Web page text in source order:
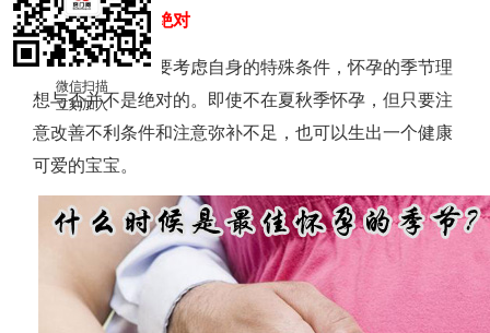
时
候
是
佳
怀
怀孕季节好坏不绝对
育龄妇女及家人要考虑自身的特殊条件，怀孕的季节理
想与否并不是绝对的。即使不在夏秋季怀孕，但只要注
意改善不利条件和注意弥补不足，也可以生出一个健康
可爱的宝宝。
微信扫描
立刻加入